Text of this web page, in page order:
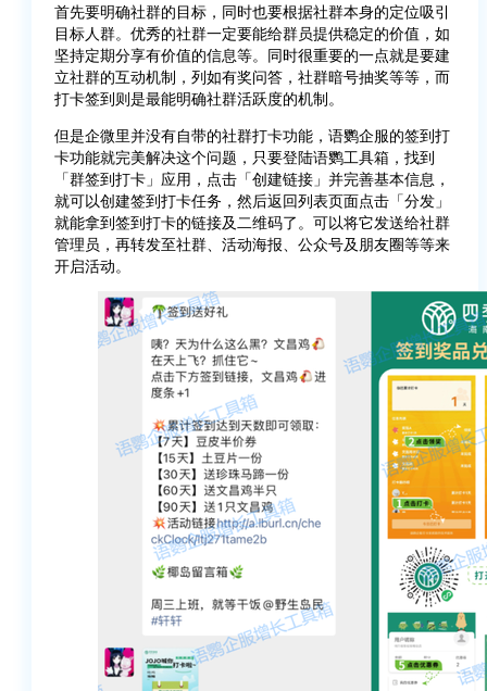
首先要明确社群的目标，同时也要根据社群本身的定位吸引
目标人群。优秀的社群一定要能给群员提供稳定的价值，如
坚持定期分享有价值的信息等。同时很重要的一点就是要建
立社群的互动机制，列如有奖问答，社群暗号抽奖等等，而
打卡签到则是最能明确社群活跃度的机制。
但是企微里并没有自带的社群打卡功能，语鹦企服的签到打
卡功能就完美解决这个问题，只要登陆语鹦工具箱，找到
「群签到打卡」应用，点击「创建链接」并完善基本信息，
就可以创建签到打卡任务，然后返回列表页面点击「分发」
就能拿到签到打卡的链接及二维码了。可以将它发送给社群
管理员，再转发至社群、活动海报、公众号及朋友圈等等来
开启活动。